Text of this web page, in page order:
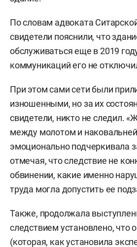
По словам адвоката
свидетели пояснили, что
обслуживаться еще в 2019
коммуникаций его не
При этом сами сети были
изношенными, но за их
свидетели, никто не следил.
между молотом и
эмоционально подчеркивала
отмечая, что следствие не
обвинении, какие именно
труда могла допустить ее
Также, продолжала
следствием установлено, что
(которая, как установила